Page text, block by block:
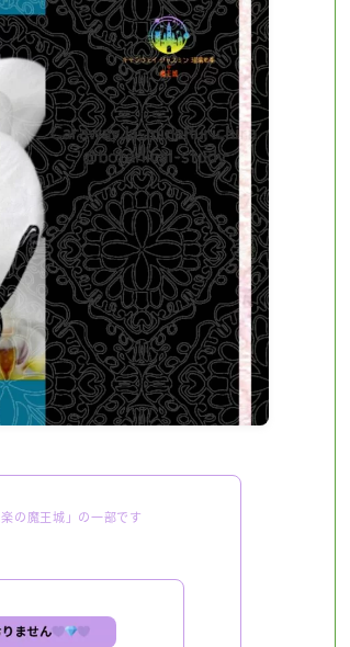
版限定)
せ
プ
の魔王城」の一部です